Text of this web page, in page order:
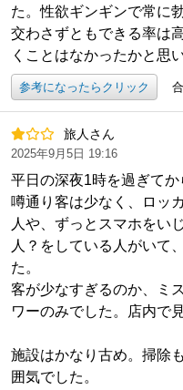
た。性欲ギンギンで常に
交わさずともできる率は
くことはなかったかと思
参考になったらクリック
旅人さん
2025年9月5日 19:16
平日の深夜1時を過ぎてか
噂通り客は少なく、ロッ
人や、ずっとスマホをい
人？をしている人がいて
た。
客が少なすぎるのか、ミ
ワーのみでした。店内で
施設はかなり古め。掃除
囲気でした。